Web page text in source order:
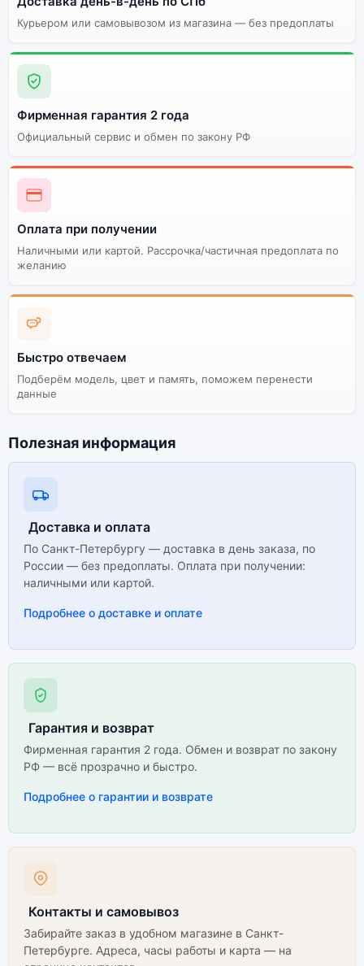
Огромный выбор
Высокое качество
Стоимость смартфона
(Серебряный)
Существует китайская и глобальная версия
смартфона Doogee Blade 10 Pro 6Gb/256Gb Silver
(Серебряный). Мы рекомендуем выбирать глобальной
версию — она полностью адаптирована и
поддерживает все сервисы. Китайская версия может
стоить дешевле, но корректная работа сервисов не
гарантируется.
Курьером или самовывозом из магазина — без предоплаты
Фирменная гарантия 2 года
Официальный сервис и обмен по закону РФ
Оплата при получении
Наличными или картой. Рассрочка/частичная предоплата по
желанию
Быстро отвечаем
Подберём модель, цвет и память, поможем перенести
данные
Полезная информация
Доставка и оплата
По Санкт-Петербургу — доставка в день заказа, по
России — без предоплаты. Оплата при получении:
наличными или картой.
Подробнее о доставке и оплате
Гарантия и возврат
Фирменная гарантия 2 года. Обмен и возврат по закону
РФ — всё прозрачно и быстро.
Подробнее о гарантии и возврате
Контакты и самовывоз
Забирайте заказ в удобном магазине в Санкт-
Петербурге. Адреса, часы работы и карта — на